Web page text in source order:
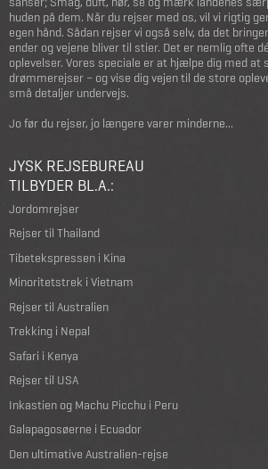
huden på dem. Når du rejser med os, vil vi rigtig
egen hånd. Sådan rejser vi også selv, da det
ender og vejene bliver til stier. Det er nemlig ofte
oplevelser. Vores speciale er at hjælpe dig med at
drømmerejser – og vise dig vejen til de store
små detaljer undervejs.
Jo før du rejser, jo længere varer minderne...
JYSK REJSEBUREAU
TILBYDER BL.A.:
Jordomrejser
Rejser til Thailand
Tibetekspressen i Kina
Minoritetstrek i Vietnam
Rejser til Australien
Trekking i Nepal
Safari i Kenya
Rejser til USA
Inkastien og Machu Picchu i Peru
Galapagosøerne i Ecuador
Den ultimative Australien-rejse